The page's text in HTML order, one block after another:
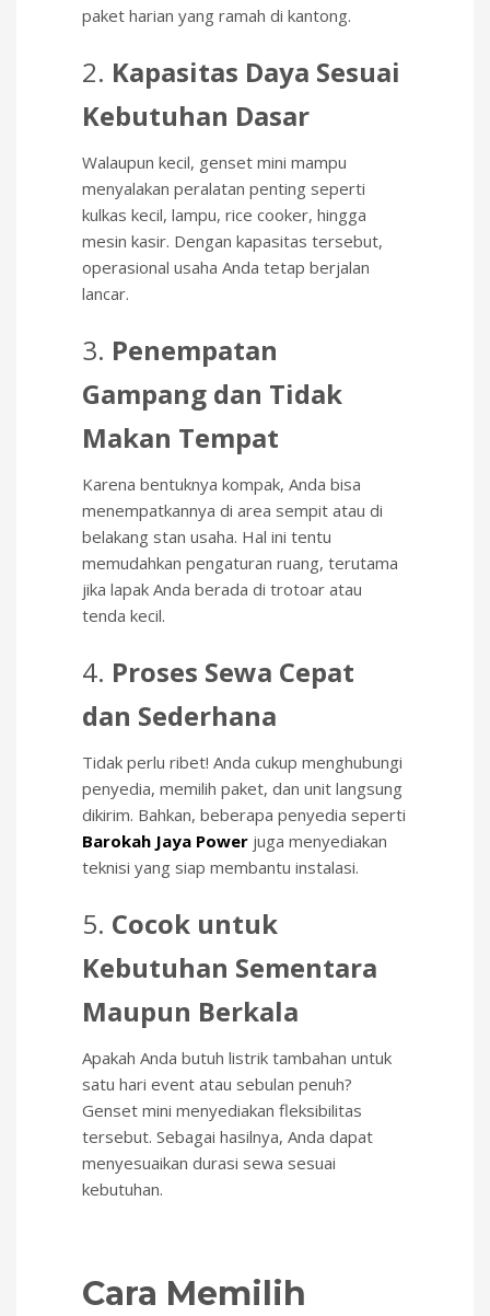
paket harian yang ramah di kantong.
2. Kapasitas Daya Sesuai
Kebutuhan Dasar
Walaupun kecil, genset mini mampu
menyalakan peralatan penting seperti
kulkas kecil, lampu, rice cooker, hingga
mesin kasir. Dengan kapasitas tersebut,
operasional usaha Anda tetap berjalan
lancar.
3. Penempatan
Gampang dan Tidak
Makan Tempat
Karena bentuknya kompak, Anda bisa
menempatkannya di area sempit atau di
belakang stan usaha. Hal ini tentu
memudahkan pengaturan ruang, terutama
jika lapak Anda berada di trotoar atau
tenda kecil.
4. Proses Sewa Cepat
dan Sederhana
Tidak perlu ribet! Anda cukup menghubungi
penyedia, memilih paket, dan unit langsung
dikirim. Bahkan, beberapa penyedia seperti
Barokah Jaya Power juga menyediakan
teknisi yang siap membantu instalasi.
5. Cocok untuk
Kebutuhan Sementara
Maupun Berkala
Apakah Anda butuh listrik tambahan untuk
satu hari event atau sebulan penuh?
Genset mini menyediakan fleksibilitas
tersebut. Sebagai hasilnya, Anda dapat
menyesuaikan durasi sewa sesuai
kebutuhan.
Cara Memilih